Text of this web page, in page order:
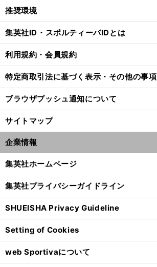
推奨環境
集英社ID・スポルティーバIDとは
利用規約・会員規約
特定商取引法に基づく表示・その他の事項
ブラウザプッシュ通知について
サイトマップ
企業情報
集英社ホームページ
集英社プライバシーガイドライン
SHUEISHA Privacy Guideline
Setting of Cookies
web Sportivaについて